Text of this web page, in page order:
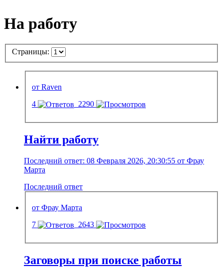
На работу
Страницы:
от Raven
4
2290
Найти работу
Последний ответ: 08 Февраля 2026, 20:30:55 от Фрау
Марта
Последний ответ
от Фрау Марта
7
2643
Заговоры при поиске работы